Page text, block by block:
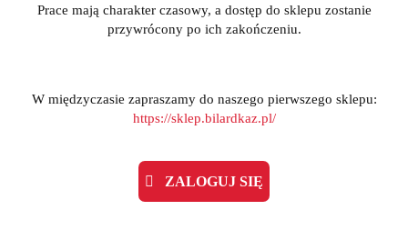
Prace mają charakter czasowy, a dostęp do sklepu zostanie
przywrócony po ich zakończeniu.
W międzyczasie zapraszamy do naszego pierwszego sklepu:
https://sklep.bilardkaz.pl/
ZALOGUJ SIĘ